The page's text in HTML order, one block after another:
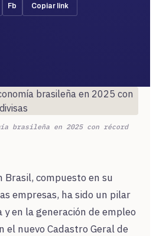
Fb Copiar link
brasileña en 2025 con récord
compuesto en su
empresas, ha sido un pilar
y en la generación de empleo
el nuevo Cadastro Geral de